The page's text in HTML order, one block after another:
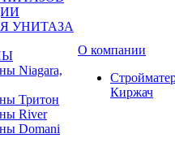
УНИТАЗА
Niagara,
Тритон
River
Domani
О компании
Киржач